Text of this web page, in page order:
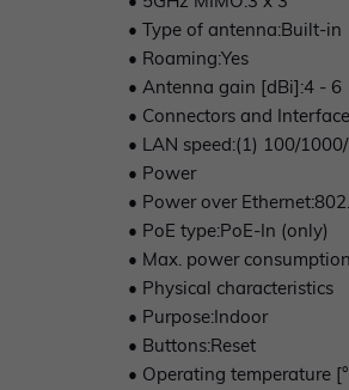
• Type of antenna:Built-in
• Roaming:Yes
• Antenna gain [dBi]:4 - 6
• Connectors and
• LAN speed:(1) 100/
• Power
• Power over
• PoE type:PoE-In (only)
• Max. power
• Physical characteristics
• Purpose:Indoor
• Buttons:Reset
• Operating temperature